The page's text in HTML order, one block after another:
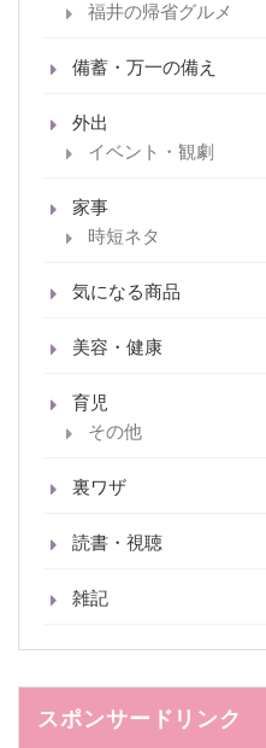
福井の帰省グルメ
備蓄・万一の備え
外出
イベント・観劇
家事
時短ネタ
気になる商品
美容・健康
育児
その他
裏ワザ
読書・視聴
雑記
スポンサードリンク